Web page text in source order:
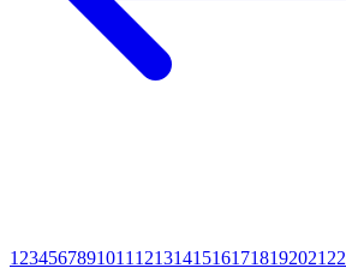
1 234567891011 12131415161718192021 22